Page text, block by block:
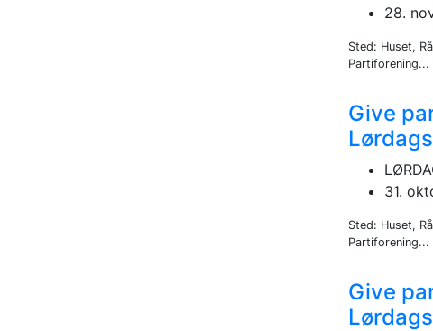
28.
Sted: Huset,
Partiforening...
Give
31.
Sted: Huset,
Partiforening...
Give